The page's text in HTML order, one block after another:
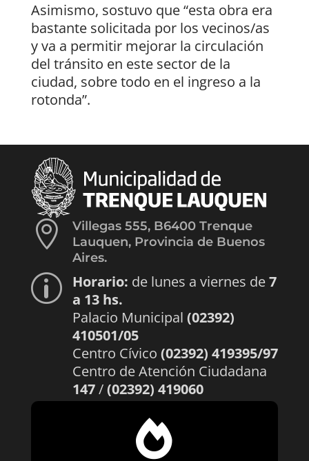
Asimismo, sostuvo que “esta obra era
bastante solicitada por los vecinos/as
y va a permitir mejorar la circulación
del tránsito en este sector de la
ciudad, sobre todo en el ingreso a la
rotonda”.

Villegas 555, B6400 Trenque
Lauquen, Provincia de Buenos
Aires.
p Horario: de lunes a viernes de7
a 13 hs.
Palacio Municipal (02392)
410501/05
Centro Cívico (02392) 419395/97
Centro de Atención Ciudadana
147/(02392) 419060
